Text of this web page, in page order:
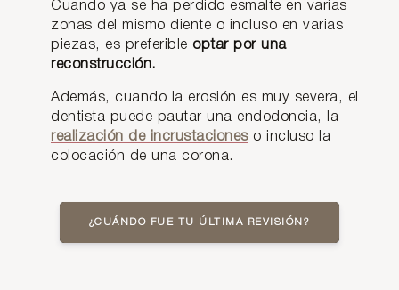
Cuando ya se ha perdido esmalte en varias
zonas del mismo diente o incluso en varias
piezas, es preferible optar por una
reconstrucción.
Además, cuando la erosión es muy severa, el
dentista puede pautar una endodoncia, la
realización de incrustacioneso incluso la
colocación de una corona.
¿CUÁNDO FUE TU ÚLTIMA REVISIÓN?